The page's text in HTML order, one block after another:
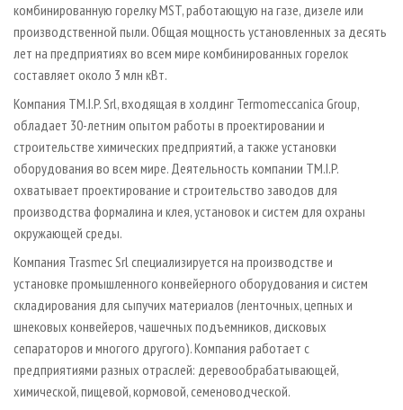
комбинированную горелку MST, работающую на газе, дизеле или
производственной пыли. Общая мощность установленных за десять
лет на предприятиях во всем мире комбинированных горелок
составляет около 3 млн кВт.
Компания TM.I.P. Srl, входящая в холдинг Termomeccanica Group,
обладает 30-летним опытом работы в проектировании и
строительстве химических предприятий, а также установки
оборудования во всем мире. Деятельность компании TM.I.P.
охватывает проектирование и строительство заводов для
производства формалина и клея, установок и систем для охраны
окружающей среды.
Компания Trasmec Srl специализируется на производстве и
установке промышленного конвейерного оборудования и систем
складирования для сыпучих материалов (ленточных, цепных и
шнековых конвейеров, чашечных подъемников, дисковых
сепараторов и многого другого). Компания работает с
предприятиями разных отраслей: деревообрабатывающей,
химической, пищевой, кормовой, семеноводческой.